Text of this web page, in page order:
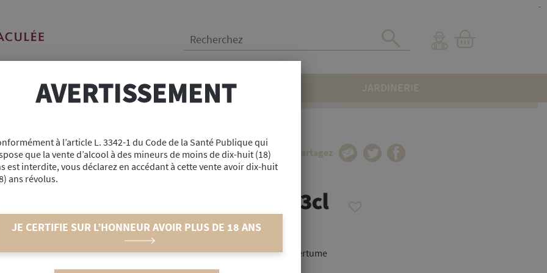
Recherchez :
ANIMALERIE BOUTIQUE JARDINERIE
Partagez
La N’o Atlantide IPA 33cl
4,50€ l'unité
Goût authentique Forte amertume
AVERTISSEMENT
à l’article L. 3342-1 du Code de la Santé Publique qui
que la vente d’alcool à des mineurs de moins de dix-huit (18)
est interdite, vous déclarez en accédant à cette vente avoir dix-huit
ans révolus.
JE CERTIFIE SUR L’HONNEUR AVOIR PLUS DE 18 ANS
-